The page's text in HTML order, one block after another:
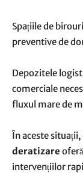
Spațiile de
preventive de
Depozitele
comerciale
fluxul mare de
În aceste
deratizare
intervențiilor